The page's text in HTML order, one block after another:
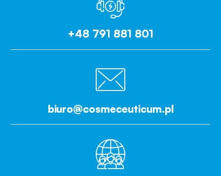
+48 791 881 801
biuro@cosmeceuticum.pl